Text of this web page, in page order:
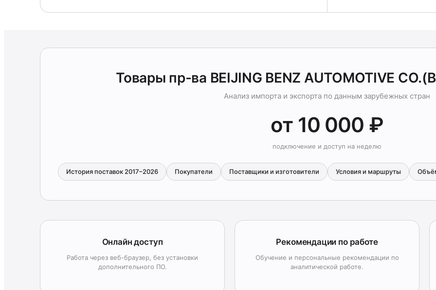
Товары пр-ва BEIJING BENZ AUTOMOTIVE
Анализ импорта и экспорта по данным зарубежных стран
от 10 000 ₽
подключение и доступ на неделю
История поставок 2017–2026 Покупатели Поставщики и изготовители Условия и маршруты
Онлайн доступ
Работа через веб-браузер, без установки
дополнительного ПО.
Рекомендации по работе
Обучение и персональные рекомендации по
аналитической работе.